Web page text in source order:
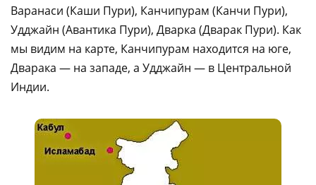
Варанаси (Каши Пури), Канчипурам (Канчи Пури),
Удджайн (Авантика Пури), Дварка (Дварак Пури). Как
мы видим на карте, Канчипурам находится на юге,
Дварака — на западе, а Удджайн — в Центральной
Индии.